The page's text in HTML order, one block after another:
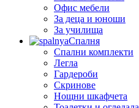
Офис мебели
За деца и юноши
За училища
Спалня
Спални комплекти
Легла
Гардероби
Скринове
Нощни шкафчета